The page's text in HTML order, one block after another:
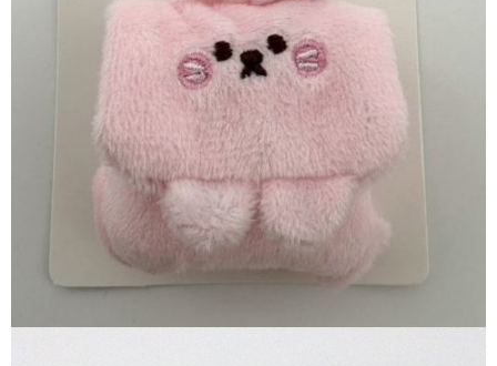
５．嚴禁一人註冊多個帳號或使用他人資訊註冊。若發現惡意使用之情形，
恩沛科技股份有限公司將有權停止該用戶之使用額度並採取法律行動。